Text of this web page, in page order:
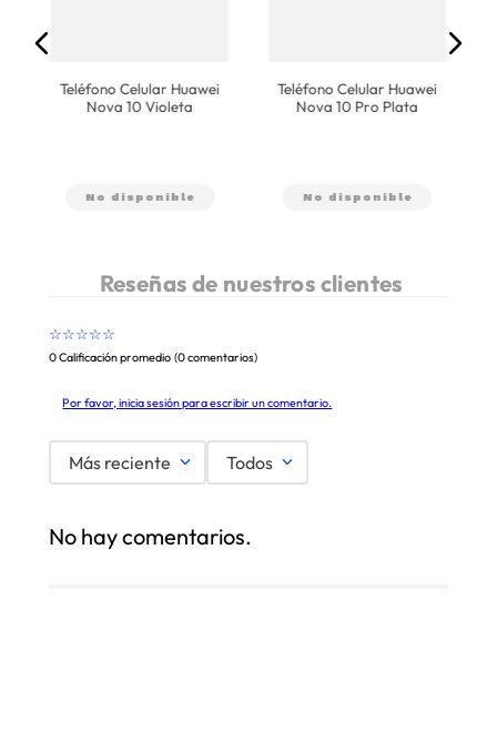
Teléfono Celular Huawei
Nova 10 Violeta
No disponible
Teléfono Celular Huawei
Nova 10 Pro Plata
No disponible
☆☆☆☆☆
0 Calificación promedio (0 comentarios)
Por favor, inicia sesión para escribir un comentario.
Más reciente Todos
No hay comentarios.